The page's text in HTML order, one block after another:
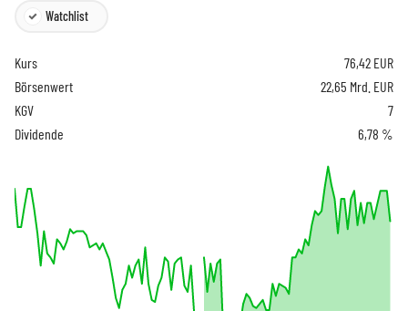
Watchlist
Kurs 76,42 EUR
Börsenwert
22,65 Mrd. EUR
KGV
7
Dividende
6,78 %